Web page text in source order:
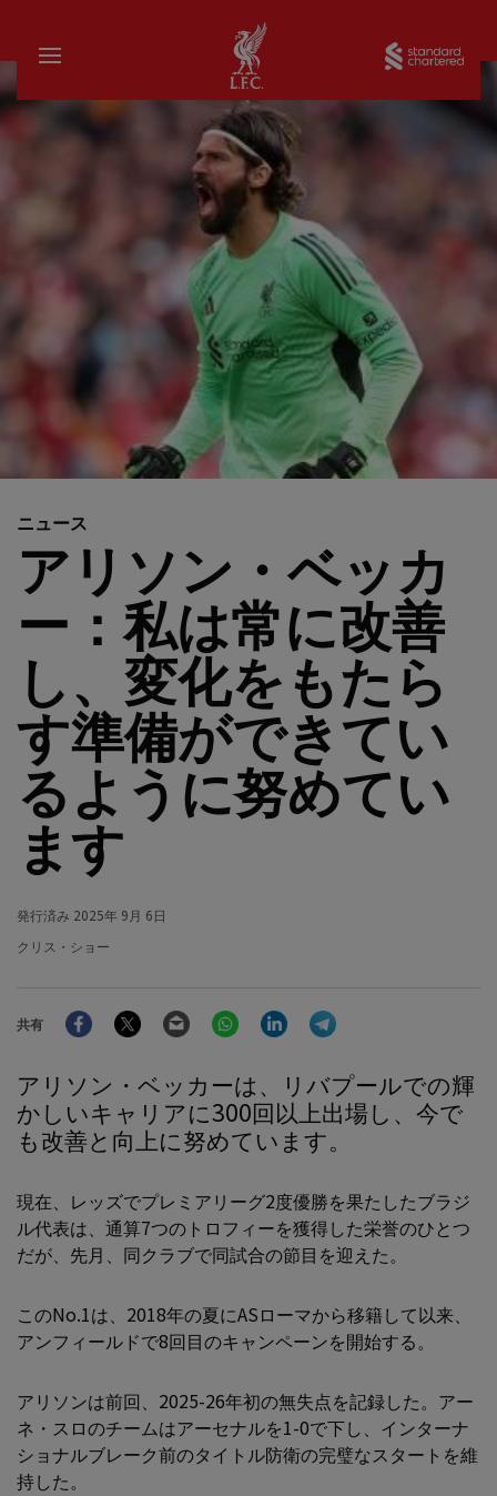
家
ニュース
アリソン・ベッカ
ー：私は常に改善
し、変化をもたら
す準備ができてい
るように努めてい
ます
発行済み 2025年 9月 6日
クリス・ショー
共有
FacebookTwitter Email WhatsAppLinkedIn
アリソン・ベッカーは、リバプールでの輝
かしいキャリアに300回以上出場し、今で
も改善と向上に努めています。
現在、レッズでプレミアリーグ2度優勝を果たしたブラジ
ル代表は、通算7つのトロフィーを獲得した栄誉のひとつ
だが、先月、同クラブで同試合の節目を迎えた。
このNo.1は、2018年の夏にASローマから移籍して以来、
アンフィールドで8回目のキャンペーンを開始する。
アリソンは前回、2025-26年初の無失点を記録した。アー
ネ・スロのチームはアーセナルを1-0で下し、インターナ
ショナルブレーク前のタイトル防衛の完璧なスタートを維
持した。